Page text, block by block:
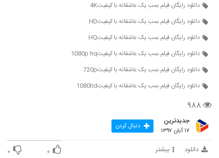
دانلود رایگان فیلم بمب یک عاشقانه با کیفیت4K
دانلود رایگان فیلم بمب یک عاشقانه با کیفیتHD
دانلود رایگان فیلم بمب یک عاشقانه با کیفیتHQ
دانلود رایگان فیلم بمب یک عاشقانه با کیفیت1080p hq
دانلود رایگان فیلم بمب یک عاشقانه با کیفیت720p
دانلود رایگان فیلم بمب یک عاشقانه با کیفیت1080hd
۹۸۸
جدیدترین
۱۷ آبان ۱۳۹۷ دنبال کردن
دانلود بیشتر ۰ ۰